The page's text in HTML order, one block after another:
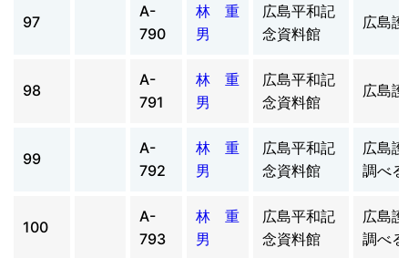
97
A-
790
林 重
男
広島平和記
念資料館
広島
98
A-
791
林 重
男
広島平和記
念資料館
広島
99
A-
792
林 重
男
広島平和記
念資料館
広島
調べ
100
A-
793
林 重
男
広島平和記
念資料館
広島
調べ